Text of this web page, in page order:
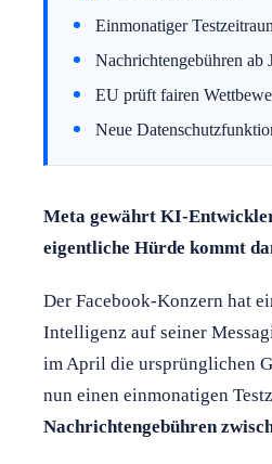
Einmonatiger
Nachrichtengebühren ab
EU prüft fairen
Neue
Meta gewährt KI-
eigentliche Hürde kommt
Der Facebook-Konzern hat
Intelligenz auf seiner
im April die ursprünglichen
nun einen einmonatigen
Nachrichtengebühren